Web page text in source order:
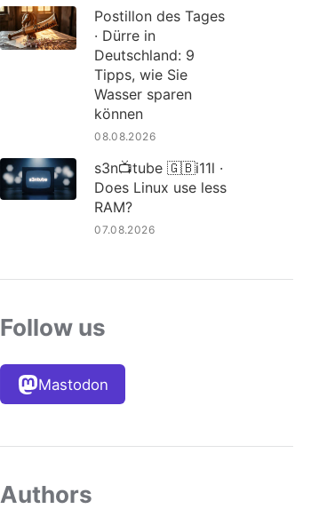
Postillon des Tages
· Dürre in
Deutschland: 9
Tipps, wie Sie
Wasser sparen
können
08.08.2026
s3n📺tube 🇬🇧i11l ·
Does Linux use less
RAM?
07.08.2026
Follow us
Mastodon
Authors